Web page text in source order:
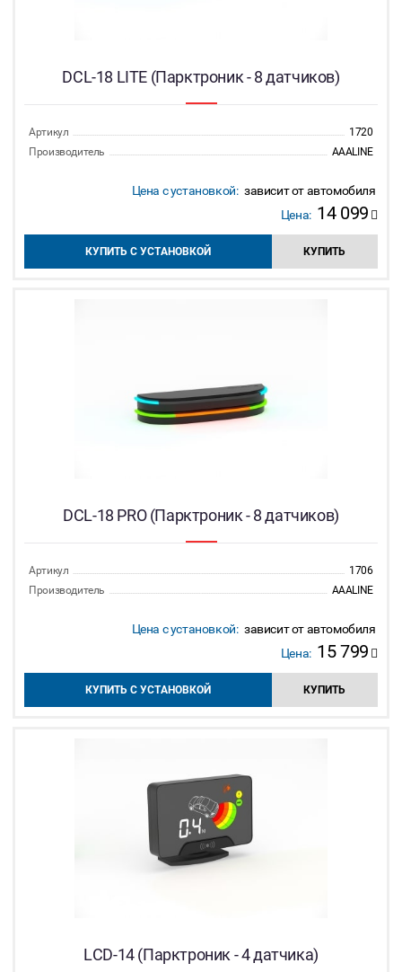
DCL-18 LITE (Парктроник - 8 датчиков)
Артикул
1720
Производитель
AAALINE
Цена с установкой: зависит от автомобиля
Цена: 14 099
КУПИТЬ С УСТАНОВКОЙ КУПИТЬ
DCL-18 PRO (Парктроник - 8 датчиков)
Артикул
1706
Производитель
AAALINE
Цена с установкой: зависит от автомобиля
Цена: 15 799
КУПИТЬ С УСТАНОВКОЙ КУПИТЬ
LCD-14 (Парктроник - 4 датчика)